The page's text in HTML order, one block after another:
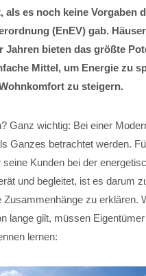
als es noch keine Vorgaben
(EnEV) gab.
Jahren bieten das größte
Mittel, um Energie zu
zu steigern.
Ganz wichtig: Bei einer
Ganzes betrachtet werden.
Kunden bei der
und begleitet, ist es darum
Zusammenhänge zu erklären.
lange gilt, müssen
lernen: